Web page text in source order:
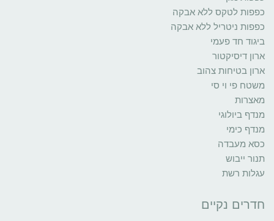
כפפות לטקס ללא אבקה
כפפות ניטריל ללא אבקה
ביגוד חד פעמי
ארון דיסיקטור
ארון בטיחות צהוב
משטח פי וי סי
מאצרות
מנדף ביולוגי
מנדף כימי
כסא מעבדה
תנור ייבוש
עגלות רשת
חדרים נקיים